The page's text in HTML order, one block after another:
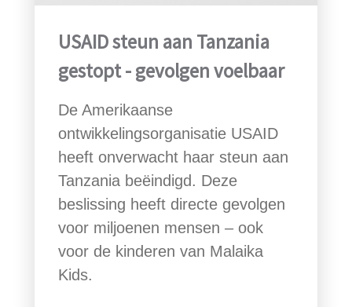
USAID steun aan Tanzania
gestopt - gevolgen voelbaar
De Amerikaanse
ontwikkelingsorganisatie USAID
heeft onverwacht haar steun aan
Tanzania beëindigd. Deze
beslissing heeft directe gevolgen
voor miljoenen mensen – ook
voor de kinderen van Malaika
Kids.